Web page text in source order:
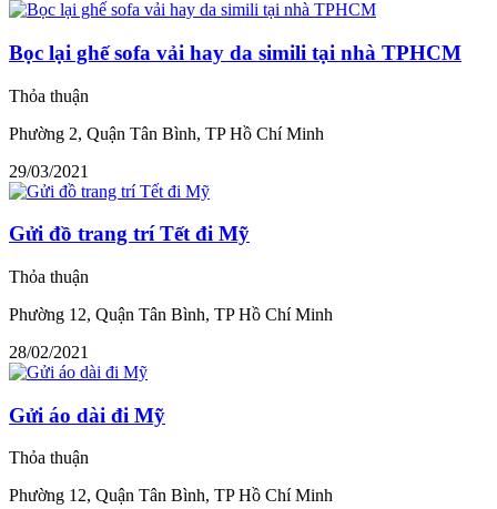
Bọc lại ghế sofa vải hay da simili tại nhà TPHCM
Thỏa thuận
Phường 2, Quận Tân Bình, TP Hồ Chí Minh
29/03/2021
Gửi đồ trang trí Tết đi Mỹ
Thỏa thuận
Phường 12, Quận Tân Bình, TP Hồ Chí Minh
28/02/2021
Gửi áo dài đi Mỹ
Thỏa thuận
Phường 12, Quận Tân Bình, TP Hồ Chí Minh